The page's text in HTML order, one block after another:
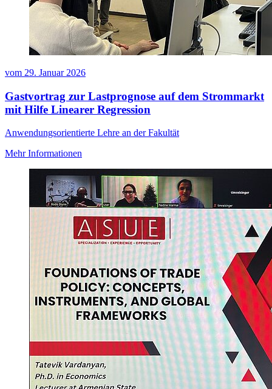
vom 29. Januar 2026
Gastvortrag zur Lastprognose auf dem Strommarkt
mit Hilfe Linearer Regression
Anwendungsorientierte Lehre an der Fakultät
Mehr Informationen